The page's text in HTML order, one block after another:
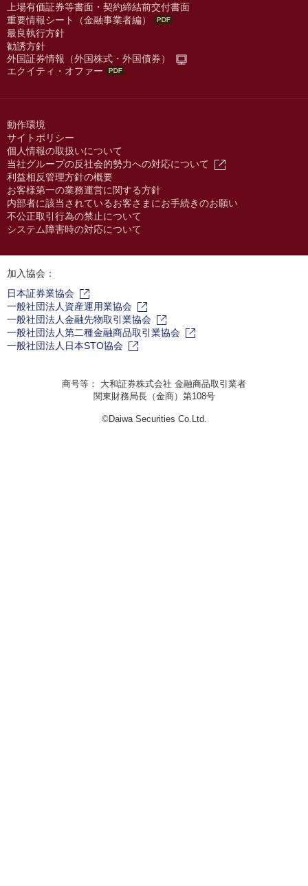
上場有価証券等書面・契約締結前交付書面
重要情報シート（金融事業者編）
最良執行方針
勧誘方針
外国証券情報（外国株式・外国債券）
エクイティ・オファー
動作環境
サイトポリシー
個人情報の取扱いについて
当社グループの反社会的勢力への対応について
利益相反管理方針の概要
お客様第一の業務運営に関する方針
内部者に該当されているお客さまにお手続きのお願い
不公正取引行為の禁止について
システム障害時の対応について
加入協会：
日本証券業協会
一般社団法人資産運用業協会
一般社団法人金融先物取引業協会
一般社団法人第二種金融商品取引業協会
一般社団法人日本STO協会
商号等： 大和証券株式会社 金融商品取引業者
関東財務局長（金商）第108号
©Daiwa Securities Co.Ltd.